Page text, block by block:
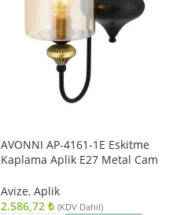
AVONNI AP-4161-1E Eskitme
Kaplama Aplik E27 Metal Cam
Avize, Aplik
2.586,72 ₺ (KDV Dahil)